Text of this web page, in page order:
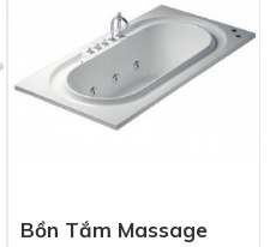
Bồn Tắm Massage